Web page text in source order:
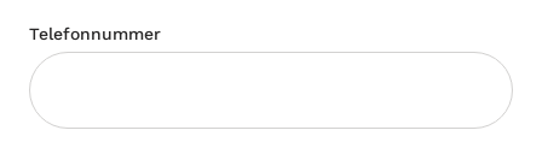
Telefonnummer